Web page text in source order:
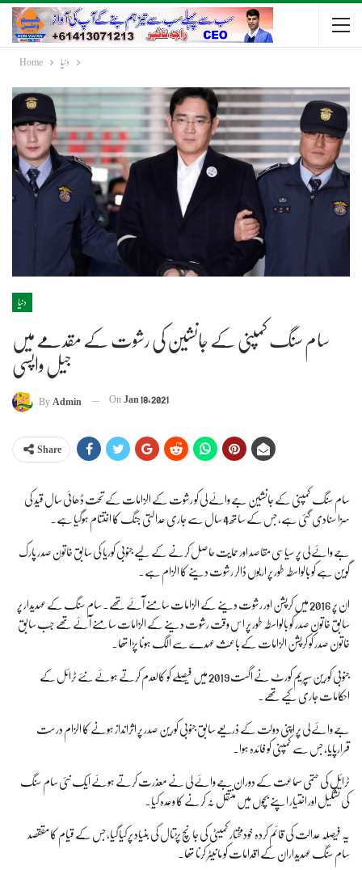
Home دنیا
دنیا
سام سنگ کمپنی کے جانشین کی رشوت کے مقدمے میں
جیل واپسی
ByAdmin OnJan 18, 2021
Share
سام سنگ کمپنی کے جانشین جے وائے لی کو رشوت کے الزامات کے تحت ڈھائی سال قید کی
سزا سنادی گئی ہے، جس کے ساتھ 4 سال سے جاری عدالتی جنگ کا اختتام ہوگیا ہے۔
جے وائے لی پر سیاسی مقاصد اور حمایت حاصل کرنے کے لیے جنوبی کوریا کی سابق خاتون صدر پارک
گوین ہے کو بالواسطہ طور پر اربوں ڈالر رشوت دینے کا الزام ہے۔
ان پر 2016 میں کرپشن اور رشوت دینے کے الزامات سامنے آئے تھے۔ سام سنگ کے عہدیدار پر
سابق خاتون صدر کو بالواسطہ طور پر اس وقت رشوت دینے کے الزامات سامنے آئے تھے جب سابق
خاتون صدر کو کرپشن الزامات کے باعث عہدے سے الگ ہونا پڑا تھا۔
جنوبی کورین سپریم کورٹ نے اگست 2019 میں فیصلے کو کالعدم کرتے ہوئے نئے ٹرائل کے
احکامات جاری کیے تھے۔
جے وائے لی پر اپنی دولت کے ذریعے سابق جنوبی کورین صدر پر اثرانداز ہونے کا الزام درست
قرارپایا، جس سے کمپنی کو فائدہ ہوا۔
ٹرائل کی حتمی سماعت کے دوران جے وائے لی نے معذرت کرتے ہوئے ایک نئی سام سنگ
کی تشکیل اور اختیار اپنے بچوں میں منتقل نہ کرنے کا وعدہ کیا۔
یہ فیصلہ عدالت کی قائم کردہ خودمختار کمیٹی کی جانچ پڑتال کی بنیاد پر کیا گیا، جس کے قیام کا مققصد
سام سنگ عہدیداران کے اقدامات کو مانیٹر کرنا تھا۔